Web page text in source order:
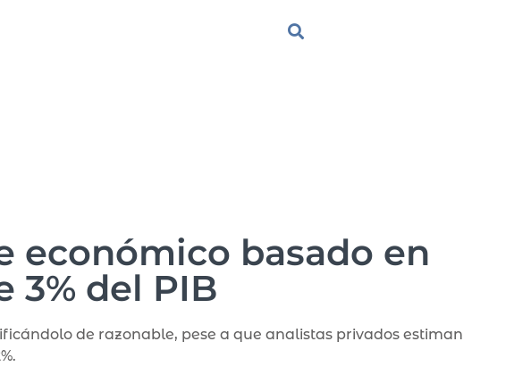
económico basado en
3% del PIB
de razonable, pese a que analistas privados estiman